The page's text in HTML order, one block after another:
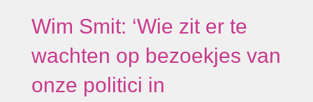
Wim Smit: ‘Wie zit er te
wachten op bezoekjes van
onze politici in